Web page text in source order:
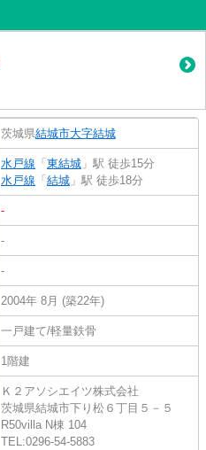
茨城県結城市大字結城
水戸線 「 東結城 」駅 徒歩15分
水戸線 「 結城 」駅 徒歩18分
-
-
-
2004年 8月 (築22年)
一戸建て/軽量鉄骨
1階建
Ｋ２アソシエイツ株式会社
茨城県結城市下り松６丁目５－５
R50villa N棟 104
TEL:0296-54-5883